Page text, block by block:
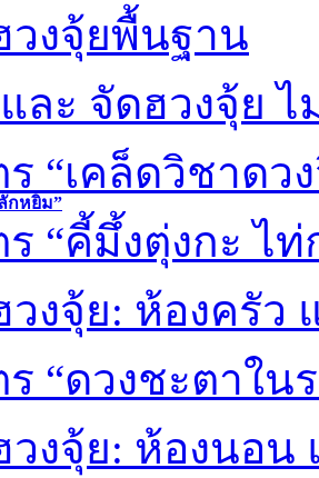
กหยิ่ม”
งจุ้ยพื้นฐาน
ละ จัดฮวงจุ้ย ไ
“เคล็ดวิชาดว
“คี้มึ้งตุ่งกะ ไ
งจุ้ย: ห้องครัว
“ดวงชะตาใน
งจุ้ย: ห้องนอน